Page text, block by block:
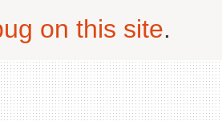
on this site.